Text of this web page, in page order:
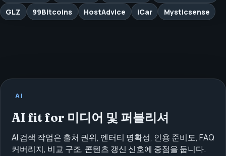
GLZ
99Bitcoins HostAdvice iCar Mysticsense
AI
AI fit for 미디어 및 퍼블리셔
AI 검색 작업은 출처 권위, 엔터티 명확성, 인용 준비도, FAQ
커버리지, 비교 구조, 콘텐츠 갱신 신호에 중점을 둡니다.